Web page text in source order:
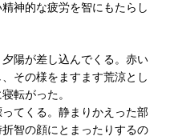
神的な疲労を智にもたらし
陽が差し込んでくる。赤い
その様をますます荒涼とし
転がった。
てくる。静まりかえった部
智の顔にとまったりするの